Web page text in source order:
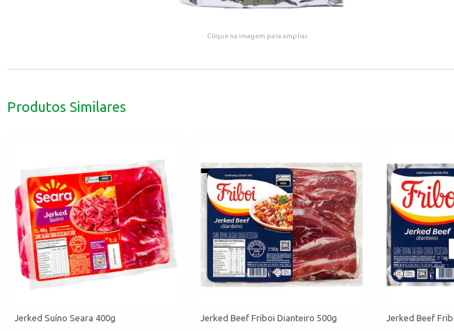
Clique na imagem para ampliar.
Produtos Similares
Jerked Suíno Seara 400g Jerked Beef Friboi Dianteiro 500g Jerked Beef